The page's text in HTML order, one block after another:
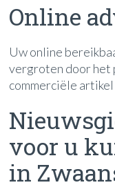
Online
Uw online
vergroten door het
commerciële artikel
voor u
in